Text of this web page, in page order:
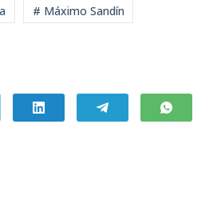
# Máximo Sandín